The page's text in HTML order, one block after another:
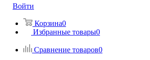
Войти
Корзина0
Избранные товары0
Сравнение товаров0